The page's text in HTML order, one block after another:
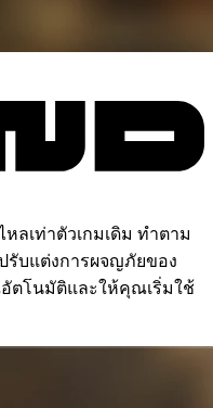
ลเท่าตัวเกมเดิม ทำตาม
รับแต่งการผจญภัยของ
ตโนมัติและให้คุณเริ่มใช้